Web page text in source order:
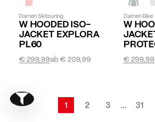
Damen Skitouring
W HOODED ISO-
JACKET EXPLORA
PL60
ab€ 209,99
€ 299,99
Damen Bike
W
€ 299,99
SeiteSie lesen gerade Seite
1 Seite
2 Seite
3 ... 31
Show filter